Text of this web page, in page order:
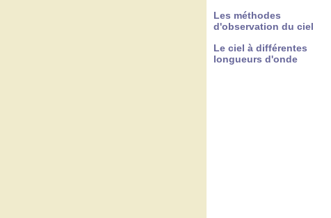
Les méthodes
d'observation du ciel
Le ciel à différentes
longueurs d'onde